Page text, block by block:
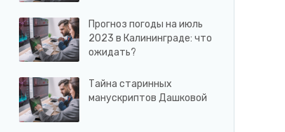
Прогноз погоды на июль
2023 в Калининграде: что
ожидать?
Тайна старинных
манускриптов Дашковой